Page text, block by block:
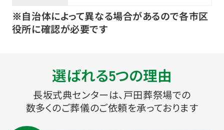
※自治体によって異なる場合があるので各市区
役所に確認が必要です
選ばれる5つの理由
長坂式典センターは、戸田葬祭場での
数多くのご葬儀のご依頼を承っております